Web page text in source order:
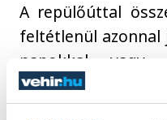
A repülőúttal
feltétlenül azonnal
napokkal vagy
kialakulhat.
szükséges,